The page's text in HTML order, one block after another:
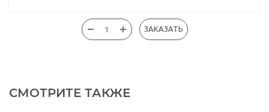
ЗАКАЗАТЬ
СМОТРИТЕ ТАКЖЕ